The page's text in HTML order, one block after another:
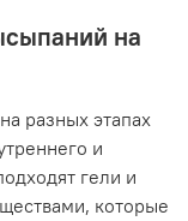
на
разных этапах
и
гели и
которые